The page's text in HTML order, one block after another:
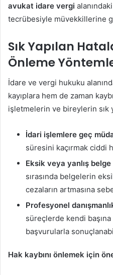
avukat idare vergi
tecrübesiyle müvekkillerine
Sık Yapılan
Önleme
İdare ve vergi hukuku
kayıplara hem de zaman
işletmelerin ve bireylerin sık
İdari işlemlere geç
süresini kaçırmak ciddi
Eksik veya yanlış
sırasında belgelerin
cezaların artmasına
Profesyonel
süreçlerde kendi
başvurularla
Hak kaybını önlemek için